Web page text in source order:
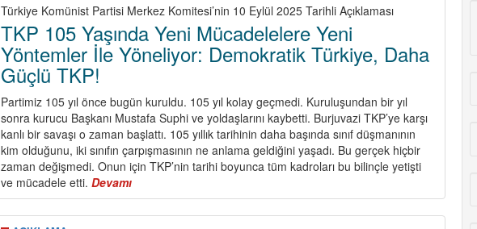
Türkiye Komünist Partisi Merkez Komitesi’nin 10 Eylül 2025 Tarihli Açıklaması
TKP 105 Yaşında Yeni Mücadelelere Yeni
Yöntemler İle Yöneliyor: Demokratik Türkiye, Daha
Güçlü TKP!
Partimiz 105 yıl önce bugün kuruldu. 105 yıl kolay geçmedi. Kuruluşundan bir yıl
sonra kurucu Başkanı Mustafa Suphi ve yoldaşlarını kaybetti. Burjuvazi TKP’ye karşı
kanlı bir savaşı o zaman başlattı. 105 yıllık tarihinin daha başında sınıf düşmanının
kim olduğunu, iki sınıfın çarpışmasının ne anlama geldiğini yaşadı. Bu gerçek hiçbir
zaman değişmedi. Onun için TKP’nin tarihi boyunca tüm kadroları bu bilinçle yetişti
ve mücadele etti.Devamı
TKP
105